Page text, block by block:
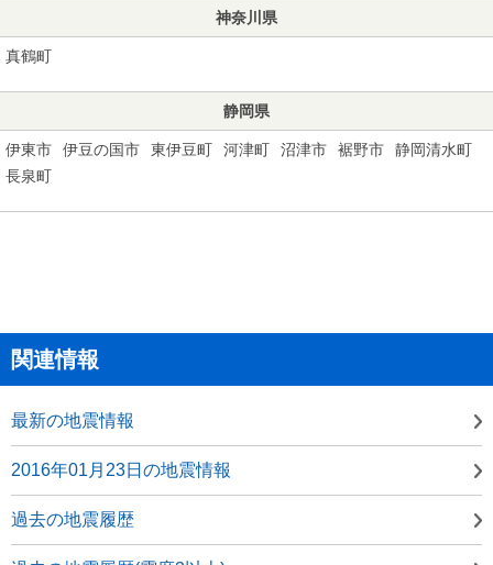
神奈川県
真鶴町
静岡県
伊東市 伊豆の国市 東伊豆町 河津町 沼津市 裾野市
静岡清水町
長泉町
関連情報
最新の地震情報
2016年01月23日の地震情報
過去の地震履歴